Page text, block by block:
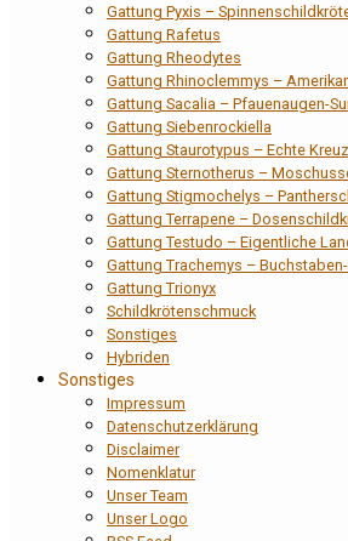
Gattung Pyxis –
Gattung Rafetus
Gattung Rheodytes
Gattung Rhinoclemmys –
Gattung Sacalia – Pfauenaugen-
Gattung Siebenrockiella
Gattung Staurotypus – Echte
Gattung Sternotherus –
Gattung Stigmochelys –
Gattung Terrapene –
Gattung Testudo – Eigentliche
Gattung Trachemys –
Gattung Trionyx
Schildkrötenschmuck
Sonstiges
Hybriden
Sonstiges
Impressum
Datenschutzerklärung
Disclaimer
Nomenklatur
Unser Team
Unser Logo